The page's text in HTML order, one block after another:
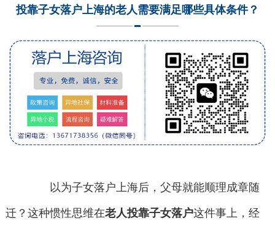
投靠子女落户上海的老人需要满足哪些具体条件？
以为子女落户上海后，父母就能顺理成章随
迁？这种惯性思维在老人投靠子女落户这件事上，经